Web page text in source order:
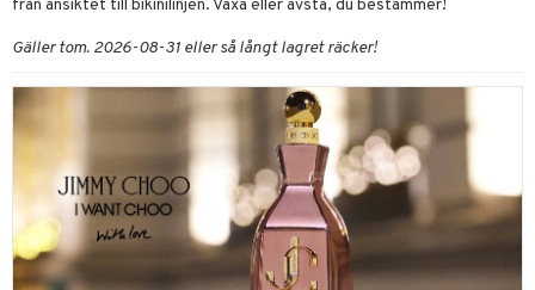
från ansiktet till bikinilinjen. Vaxa eller avstå, du bestämmer!
Gäller tom. 2026-08-31 eller så långt lagret räcker!